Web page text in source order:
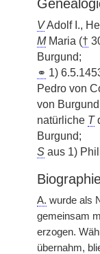
VAdolf I.,
MMaria (†
Burgund;
⚭ 1)
Pedro von
von
natürliche T
Burgund;
S aus 1)
A. wurde als
gemeinsam
erzogen.
übernahm,